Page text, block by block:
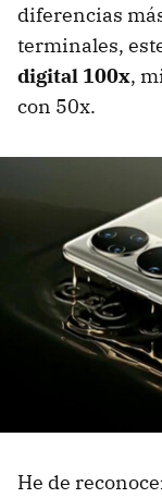
diferencias
terminales,
digital 100x,
con 50x.
He de